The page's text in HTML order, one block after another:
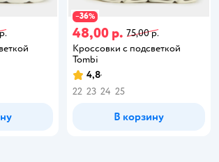
−36%
48,00 р. 75,00 р.
Кроссовки с подсветкой
Tombi
4,8
22 23 24 25
В корзину